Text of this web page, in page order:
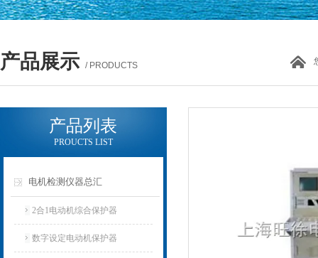
产品展示 / PRODUCTS
产品列表
PROUCTS LIST
电机检测仪器总汇
2合1电动机综合保护器
数字设定电动机保护器